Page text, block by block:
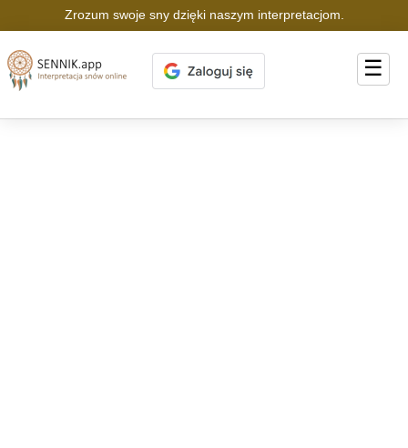
Zrozum swoje sny dzięki naszym interpretacjom.
☰